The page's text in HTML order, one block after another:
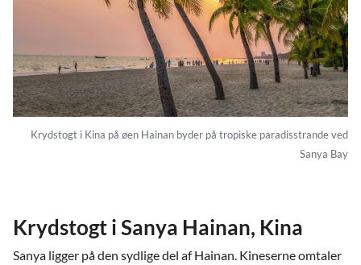
Krydstogt i Kina på øen Hainan byder på tropiske paradisstrande ved
Sanya Bay
Krydstogt i Sanya Hainan, Kina
Sanya ligger på den sydlige del af Hainan. Kineserne omtaler